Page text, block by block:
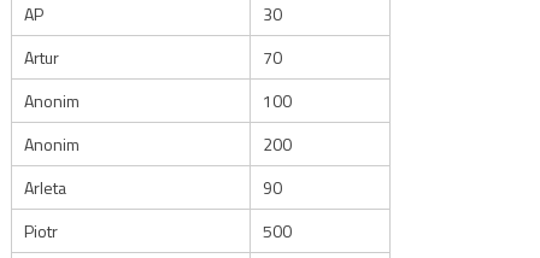
AP
30
Artur
70
Anonim
100
Anonim
200
Arleta
90
Piotr
500